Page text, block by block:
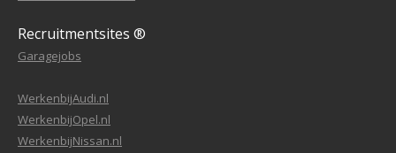
Recruitmentsites ®
Garagejobs
WerkenbijAudi.nl
WerkenbijOpel.nl
WerkenbijNissan.nl